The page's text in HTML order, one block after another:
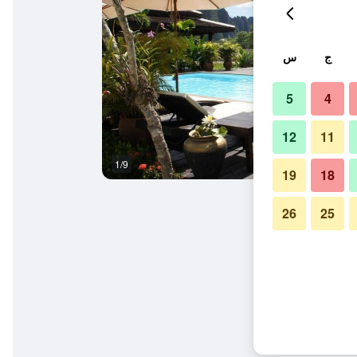
1/9
ج س
4
5
11
12
18
19
25
26